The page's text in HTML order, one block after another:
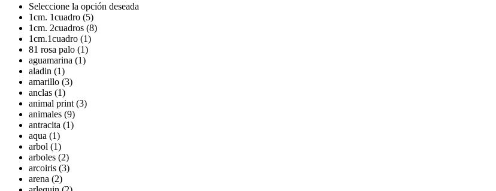
Seleccione la opción deseada
1cm. 1cuadro (5)
1cm. 2cuadros (8)
1cm.1cuadro (1)
81 rosa palo (1)
aguamarina (1)
aladin (1)
amarillo (3)
anclas (1)
animal print (3)
animales (9)
antracita (1)
aqua (1)
arbol (1)
arboles (2)
arcoiris (3)
arena (2)